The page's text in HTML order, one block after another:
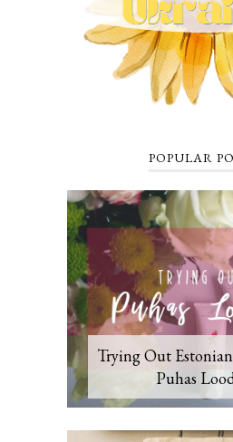
POPULAR
Trying Out
Puhas